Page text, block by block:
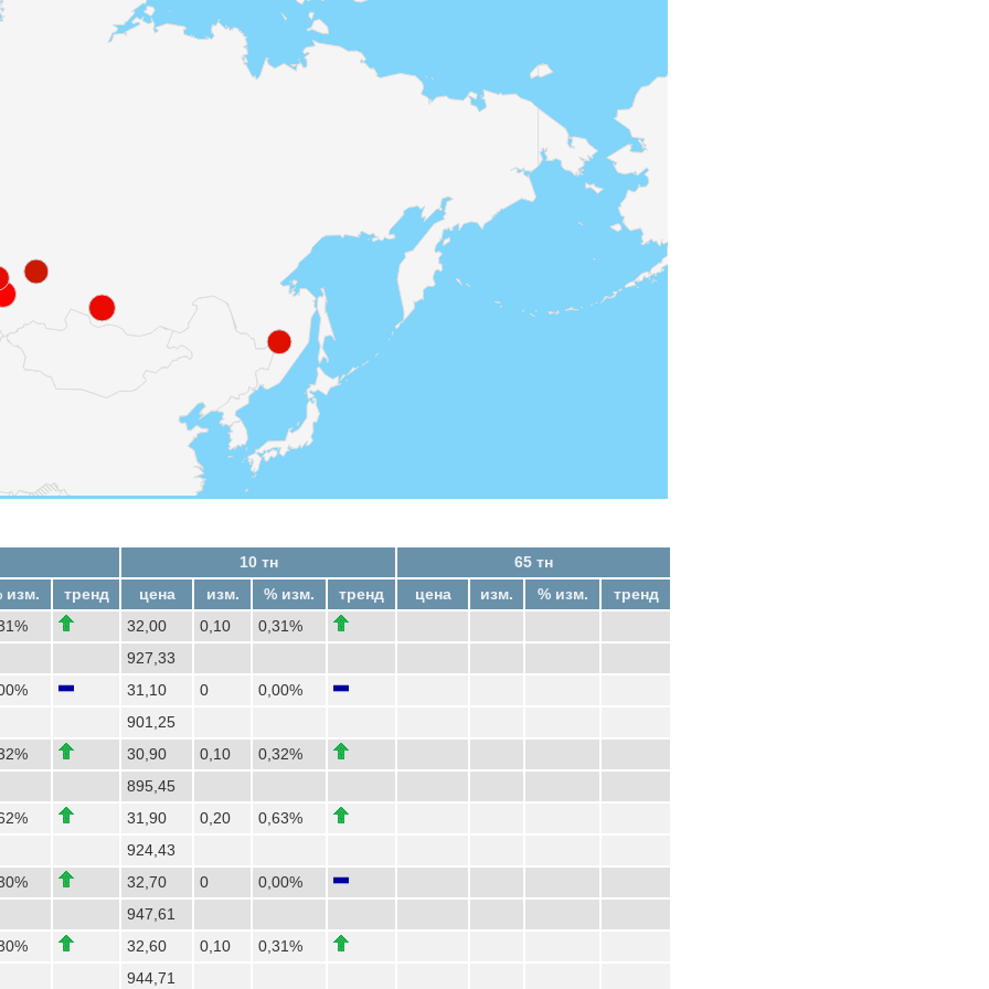
10 тн
65 тн
изм. тренд цена изм. % изм. тренд цена изм. % изм. тренд
32,00 0,10
0,31%
927,33
31,10 0
0,00%
901,25
30,90 0,10
0,32%
895,45
31,90 0,20
0,63%
924,43
32,70 0
0,00%
947,61
32,60 0,10
0,31%
944,71